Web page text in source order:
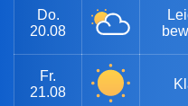
Do.
20.08
Fr.
21.08